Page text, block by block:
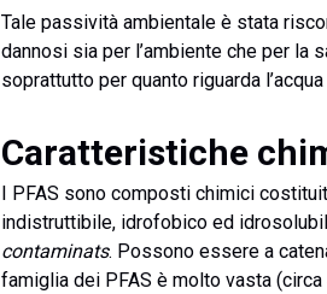
Tale passività ambientale è stata
dannosi sia per l’ambiente che per la
soprattutto per quanto riguarda
Caratteristiche
I PFAS sono composti chimici
indistruttibile, idrofobico ed
contaminats. Possono essere a
famiglia dei PFAS è molto vasta